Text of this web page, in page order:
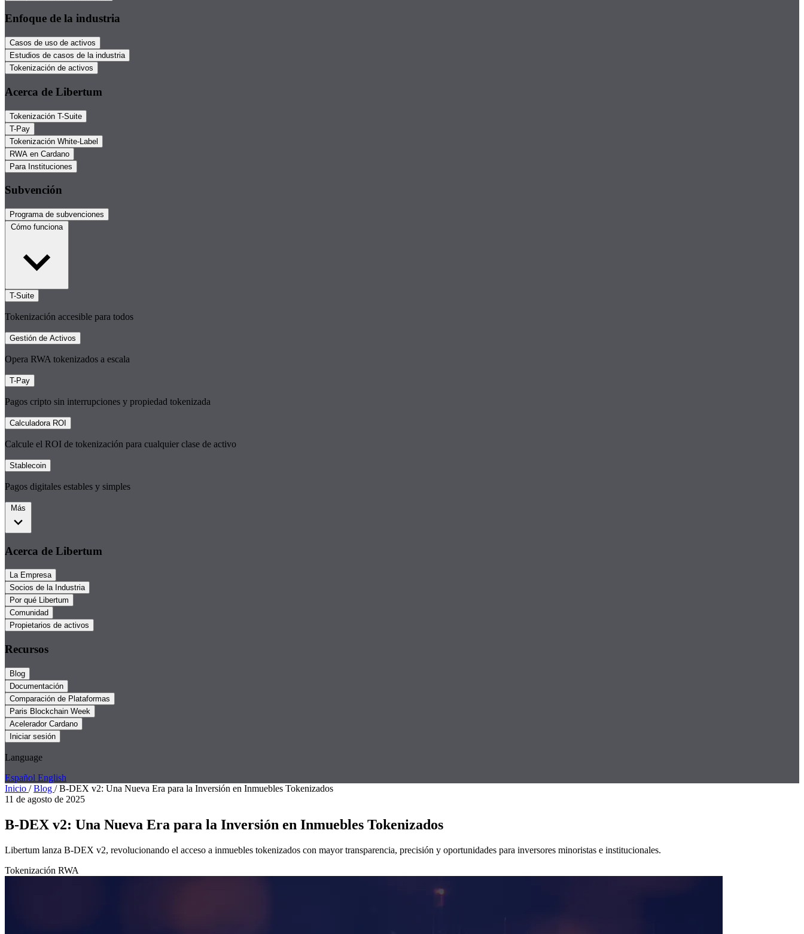
Enfoque de la industria
Casos de uso de activos
Estudios de casos de la industria
Tokenización de activos
Acerca de Libertum
Tokenización T-Suite
T-Pay
Tokenización White-Label
RWA en Cardano
Para Instituciones
Subvención
Programa de subvenciones
Cómo funciona
T-Suite
Tokenización accesible para todos
Gestión de Activos
Opera RWA tokenizados a escala
T-Pay
Pagos cripto sin interrupciones y propiedad tokenizada
Calculadora ROI
Calcule el ROI de tokenización para cualquier clase de activo
Stablecoin
Pagos digitales estables y simples
Más
Acerca de Libertum
La Empresa
Socios de la Industria
Por qué Libertum
Comunidad
Propietarios de activos
Recursos
Blog
Documentación
Comparación de Plataformas
Paris Blockchain Week
Acelerador Cardano
Iniciar sesión
Language
Español English
Inicio / Blog / B-DEX v2: Una Nueva Era para la Inversión en Inmuebles Tokenizados
11 de agosto de 2025
B-DEX v2: Una Nueva Era para la Inversión en Inmuebles Tokenizados
Libertum lanza B-DEX v2, revolucionando el acceso a inmuebles tokenizados con mayor transparencia, precisión y oportunidades para inversores minoristas e institucionales.
Tokenización RWA